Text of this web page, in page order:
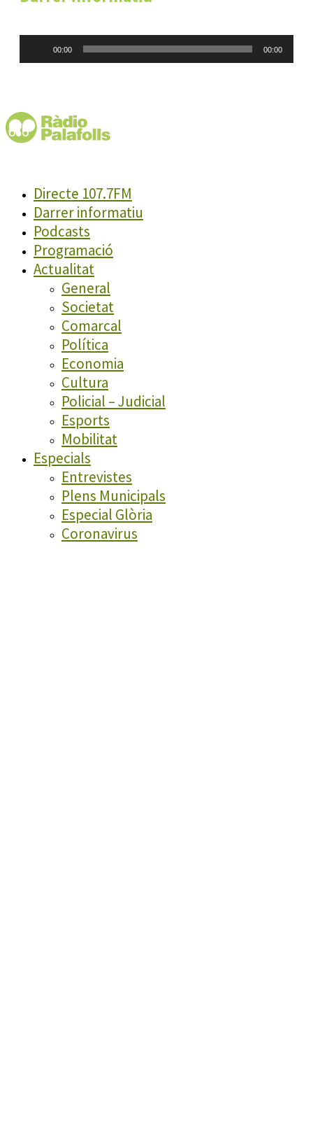
00:00 00:00
Directe 107.7FM
Darrer informatiu
Podcasts
Programació
Actualitat
General
Societat
Comarcal
Política
Economia
Cultura
Policial – Judicial
Esports
Mobilitat
Especials
Entrevistes
Plens Municipals
Especial Glòria
Coronavirus